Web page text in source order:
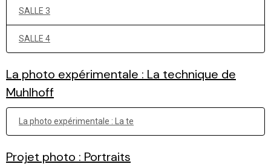
SALLE 3
SALLE 4
La photo expérimentale : La technique de
Muhlhoff
La photo expérimentale : La te
Projet photo : Portraits